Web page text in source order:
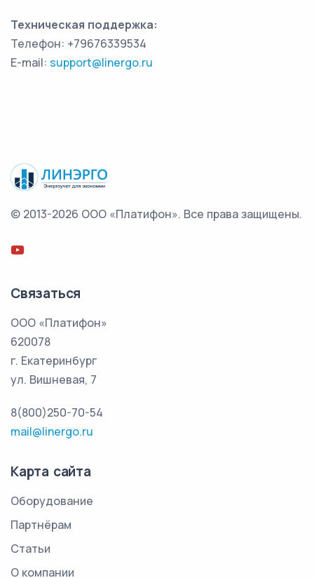
Техническая поддержка:
Телефон: +79676339534
E-mail: support@linergo.ru
© 2013-2026 ООО «Платифон». Все права защищены.
Связаться
ООО «Платифон»
620078
г. Екатеринбург
ул. Вишневая, 7
8(800)250-70-54
mail@linergo.ru
Карта сайта
Оборудование
Партнёрам
Статьи
О компании